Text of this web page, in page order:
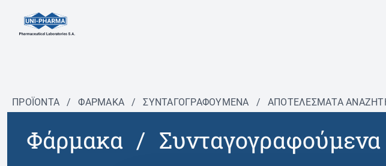
ΠΡΟΪΟΝΤΑ / ΦΆΡΜΑΚΑ / ΣΥΝΤΑΓΟΓΡΑΦΟΎΜΕΝΑ / ΑΠΟΤΕΛΕΣΜΑΤΑ
Φάρμακα / Συνταγογραφούμενα